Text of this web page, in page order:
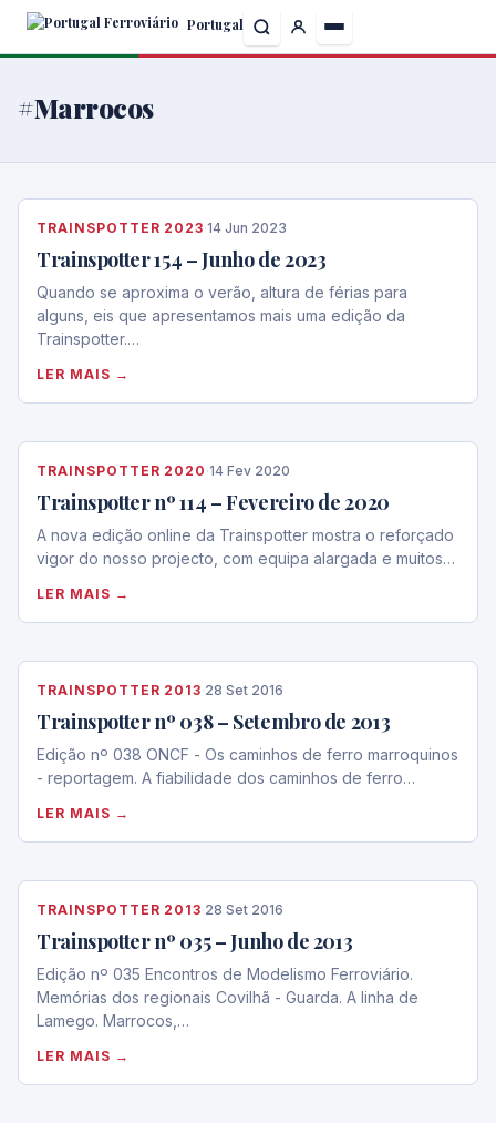
Skip
content
Portugal
#Marrocos
TRAINSPOTTER 2023·14 Jun 2023
Trainspotter 154 – Junho de 2023
Quando se aproxima o verão, altura de férias para
alguns, eis que apresentamos mais uma edição da
Trainspotter.…
LER MAIS →
TRAINSPOTTER 2020 ·14 Fev 2020
Trainspotter nº 114 – Fevereiro de 2020
A nova edição online da Trainspotter mostra o reforçado
vigor do nosso projecto, com equipa alargada e muitos…
LER MAIS →
TRAINSPOTTER 2013·28 Set 2016
Trainspotter nº 038 – Setembro de 2013
Edição nº 038 ONCF - Os caminhos de ferro marroquinos
- reportagem. A fiabilidade dos caminhos de ferro…
LER MAIS →
TRAINSPOTTER 2013·28 Set 2016
Trainspotter nº 035 – Junho de 2013
Edição nº 035 Encontros de Modelismo Ferroviário.
Memórias dos regionais Covilhã - Guarda. A linha de
Lamego. Marrocos,…
LER MAIS →